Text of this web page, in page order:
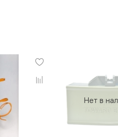
Нет в